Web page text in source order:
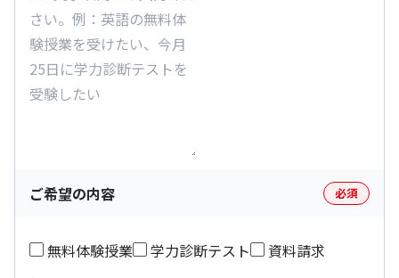
ご希望の内容 必須
無料体験授業 学力診断テスト
資料請求